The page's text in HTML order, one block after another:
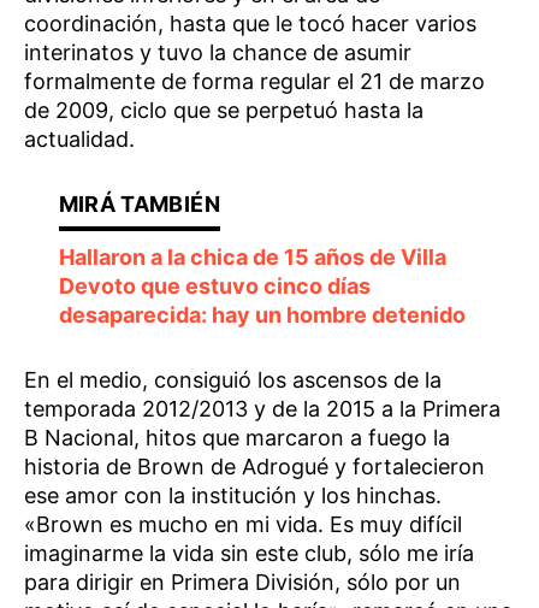
coordinación, hasta que le tocó hacer varios
interinatos y tuvo la chance de asumir
formalmente de forma regular el 21 de marzo
de 2009, ciclo que se perpetuó hasta la
actualidad.
Hallaron a la chica de 15 años de Villa
Devoto que estuvo cinco días
desaparecida: hay un hombre detenido
En el medio, consiguió los ascensos de la
temporada 2012/2013 y de la 2015 a la Primera
B Nacional, hitos que marcaron a fuego la
historia de Brown de Adrogué y fortalecieron
ese amor con la institución y los hinchas.
«Brown es mucho en mi vida. Es muy difícil
imaginarme la vida sin este club, sólo me iría
para dirigir en Primera División, sólo por un